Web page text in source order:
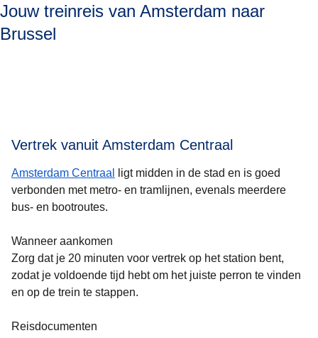
Jouw treinreis van Amsterdam naar
Brussel
Vertrek vanuit Amsterdam Centraal
Amsterdam Centraal
ligt midden in de stad en is goed
verbonden met metro- en tramlijnen, evenals meerdere
bus- en bootroutes.
Wanneer aankomen
Zorg dat je 20 minuten voor vertrek op het station bent,
zodat je voldoende tijd hebt om het juiste perron te vinden
en op de trein te stappen.
Reisdocumenten